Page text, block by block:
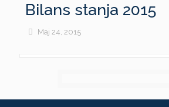
Bilans stanja 2015
Maj 24, 2015